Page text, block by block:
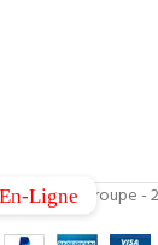
- Cuisimat Groupe -
Ligne